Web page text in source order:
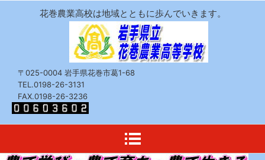
花巻農業高校は地域とともに歩んでいきます。
〒025-0004 岩手県花巻市葛1-68
TEL.0198-26-3131
FAX.0198-26-3236